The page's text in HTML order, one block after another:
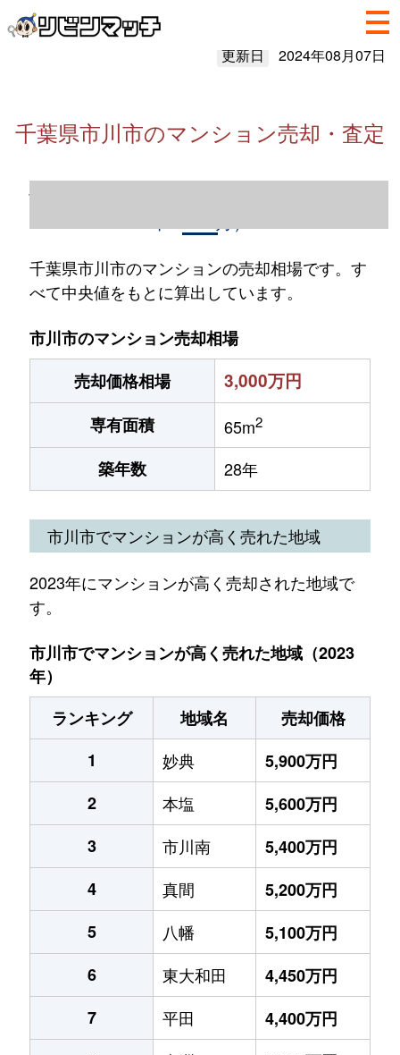
更新日 2024年08月07日
千葉県市川市のマンション売却・査定
千葉県市川市のマンション売却情報（2023
千葉県市川市のマンションの売却相場です。す
べて中央値をもとに算出しています。
市川市のマンション売却相場
売却価格相場
3,000万円
専有面積 65m2
築年数 28年
市川市でマンションが高く売れた地域
2023年にマンションが高く売却された地域で
す。
市川市でマンションが高く売れた地域（2023
年）
ランキング
地域名
売却価格
1
妙典
5,900万円
2
本塩
5,600万円
3
市川南
5,400万円
4
真間
5,200万円
5
八幡
5,100万円
6
東大和田
4,450万円
7
平田
4,400万円